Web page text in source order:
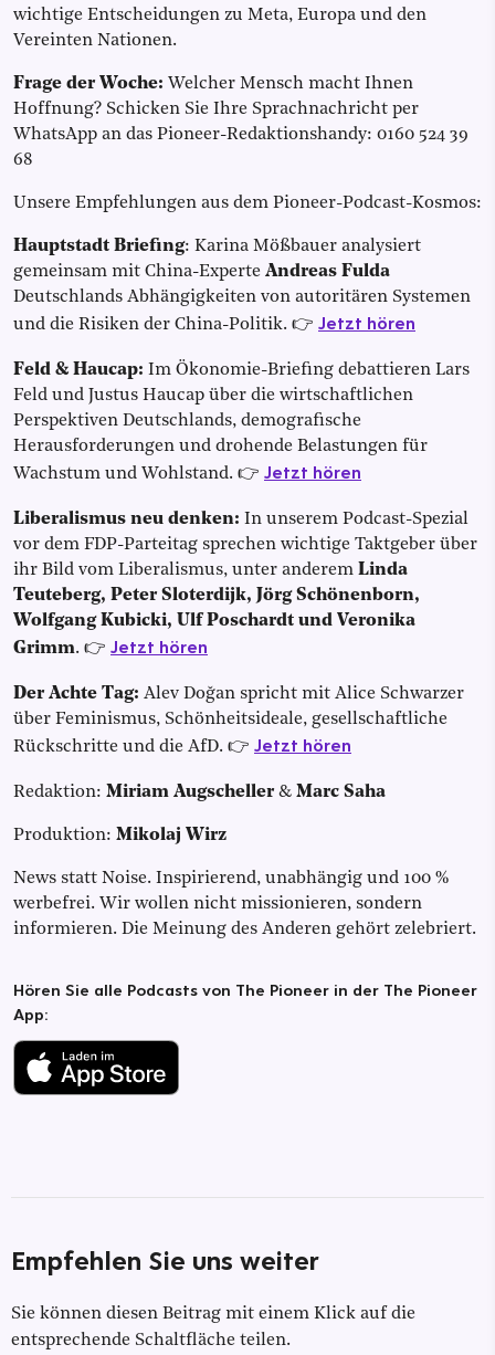
wichtige Entscheidungen zu Meta, Europa und den
Vereinten Nationen.
Frage der Woche: Welcher Mensch macht Ihnen
Hoffnung? Schicken Sie Ihre Sprachnachricht per
WhatsApp an das Pioneer-Redaktionshandy: 0160 524 39
68
Unsere Empfehlungen aus dem Pioneer-Podcast-Kosmos:
Hauptstadt Briefing: Karina Mößbauer analysiert
gemeinsam mit China-Experte Andreas Fulda
Deutschlands Abhängigkeiten von autoritären Systemen
und die Risiken der China-Politik. 👉 Jetzt hören
Feld & Haucap: Im Ökonomie-Briefing debattieren Lars
Feld und Justus Haucap über die wirtschaftlichen
Perspektiven Deutschlands, demografische
Herausforderungen und drohende Belastungen für
Wachstum und Wohlstand. 👉 Jetzt hören
Liberalismus neu denken: In unserem Podcast-Spezial
vor dem FDP-Parteitag sprechen wichtige Taktgeber über
ihr Bild vom Liberalismus, unter anderem Linda
Teuteberg, Peter Sloterdijk, Jörg Schönenborn,
Wolfgang Kubicki, Ulf Poschardt und Veronika
Grimm. 👉 Jetzt hören
Der Achte Tag: Alev Doğan spricht mit Alice Schwarzer
über Feminismus, Schönheitsideale, gesellschaftliche
Rückschritte und die AfD. 👉 Jetzt hören
Redaktion: Miriam Augscheller& Marc Saha
Produktion: Mikolaj Wirz
News statt Noise. Inspirierend, unabhängig und 100 %
werbefrei. Wir wollen nicht missionieren, sondern
informieren. Die Meinung des Anderen gehört zelebriert.
Hören Sie alle Podcasts von The Pioneer in der The Pioneer
App:
Empfehlen Sie uns weiter
Sie können diesen Beitrag mit einem Klick auf die
entsprechende Schaltfläche teilen.